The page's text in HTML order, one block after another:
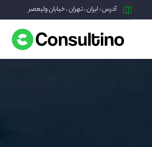
آدرس : ایران ، تهران ، خیابان ولیعصر